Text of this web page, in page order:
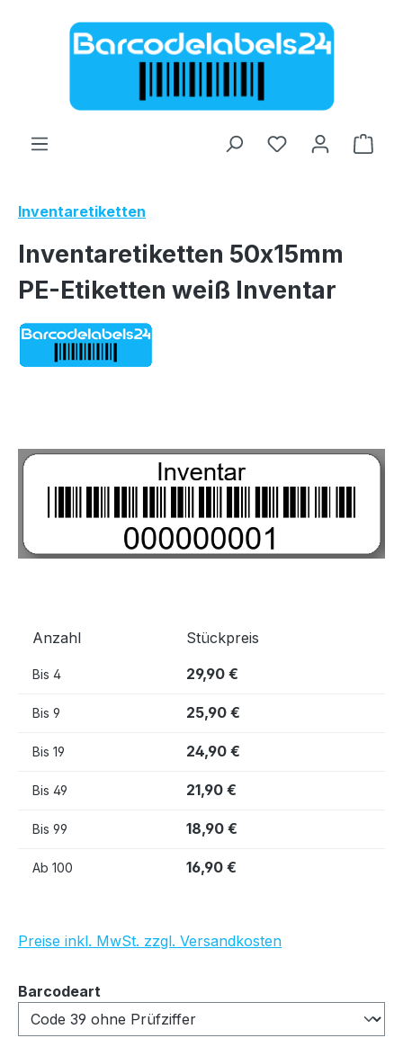
Zum Hauptinhalt springen
Inventaretiketten
Inventaretiketten 50x15mm
PE-Etiketten weiß Inventar
Anzahl Stückpreis
Bis 4 29,90 €
Bis 9 25,90 €
Bis 19 24,90 €
Bis 49 21,90 €
Bis 99 18,90 €
Ab 100 16,90 €
Preise inkl. MwSt. zzgl. Versandkosten
Barcodeart